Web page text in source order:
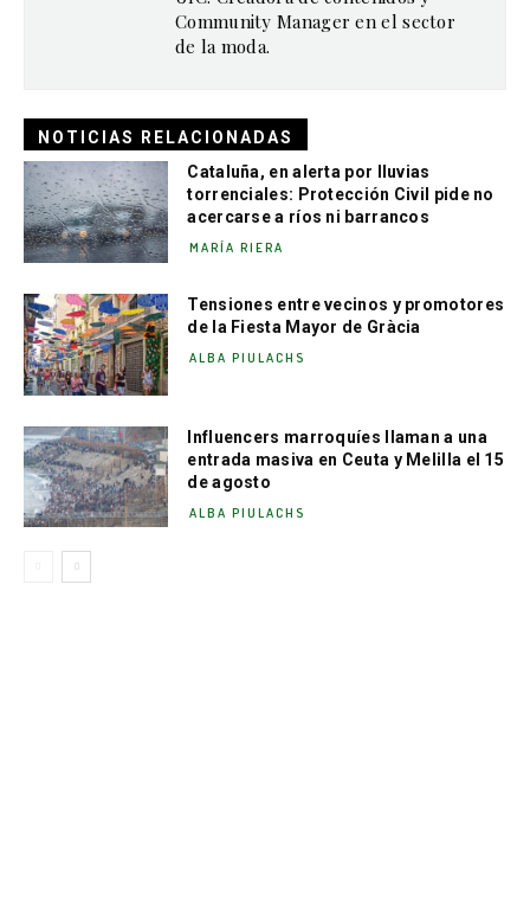
Community Manager en el sector
de la moda.
NOTICIAS RELACIONADAS
Cataluña, en alerta por lluvias
torrenciales: Protección Civil pide no
acercarse a ríos ni barrancos
MARÍA RIERA
Tensiones entre vecinos y promotores
de la Fiesta Mayor de Gràcia
ALBA PIULACHS
Influencers marroquíes llaman a una
entrada masiva en Ceuta y Melilla el 15
de agosto
ALBA PIULACHS